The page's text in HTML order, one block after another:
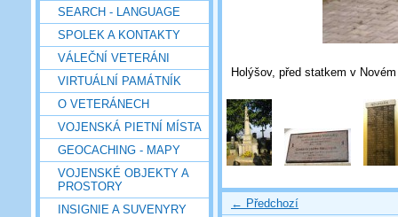
SEARCH - LANGUAGE
SPOLEK A KONTAKTY
VÁLEČNÍ VETERÁNI
VIRTUÁLNÍ PAMÁTNÍK
O VETERÁNECH
VOJENSKÁ PIETNÍ MÍSTA
GEOCACHING - MAPY
VOJENSKÉ OBJEKTY A
PROSTORY
INSIGNIE A SUVENYRY
Holýšov, před statkem v
← Předchozí